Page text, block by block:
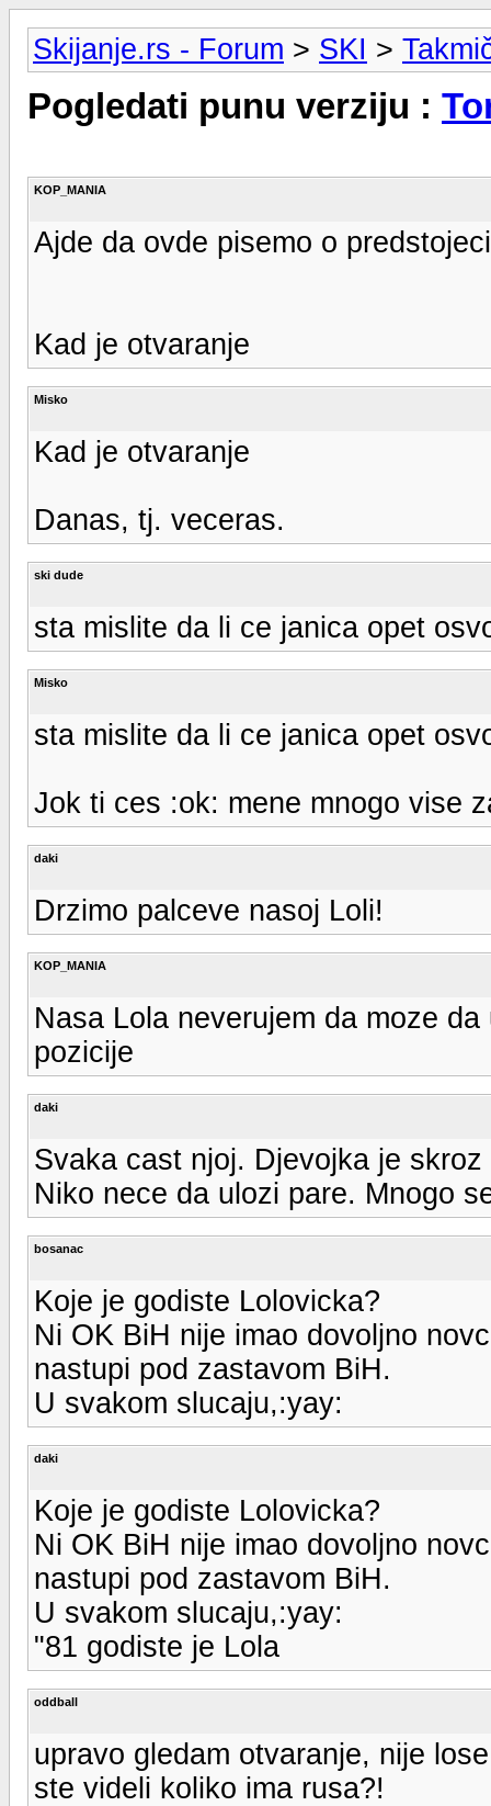
Skijanje.rs - Forum > SKI >
Pogledati punu verziju :
KOP_MANIA
Ajde da ovde pisemo o
Kad je otvaranje
Misko
Kad je otvaranje
Danas, tj. veceras.
ski dude
sta mislite da li ce janica opet
Misko
sta mislite da li ce janica opet
Jok ti ces :ok: mene mnogo vise
daki
Drzimo palceve nasoj Loli!
KOP_MANIA
Nasa Lola neverujem da moze
pozicije
daki
Svaka cast njoj. Djevojka je skroz
Niko nece da ulozi pare. Mnogo
bosanac
Koje je godiste Lolovicka?
Ni OK BiH nije imao dovoljno
nastupi pod zastavom BiH.
U svakom slucaju,:yay:
daki
Koje je godiste Lolovicka?
Ni OK BiH nije imao dovoljno
nastupi pod zastavom BiH.
U svakom slucaju,:yay:
"81 godiste je Lola
oddball
upravo gledam otvaranje, nije
ste videli koliko ima rusa?!